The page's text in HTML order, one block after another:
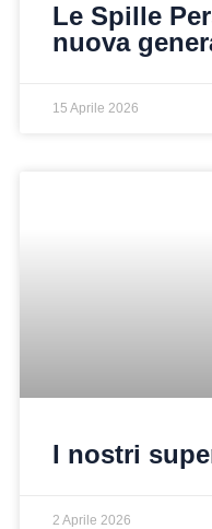
Le Spille
nuova
15 Aprile 2026
I nostri
2 Aprile 2026